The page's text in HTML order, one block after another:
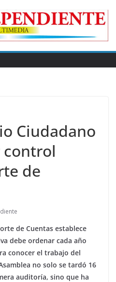
Ciudadano
de
de Cuentas establece
debe ordenar cada año
conocer el trabajo del
no solo se tardó 16
auditoría, sino que ha